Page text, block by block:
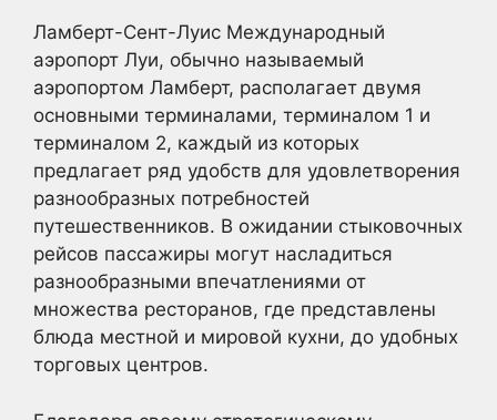
Ламберт-Сент-Луис Международный
аэропорт Луи, обычно называемый
аэропортом Ламберт, располагает двумя
основными терминалами, терминалом 1 и
терминалом 2, каждый из которых
предлагает ряд удобств для удовлетворения
разнообразных потребностей
путешественников. В ожидании стыковочных
рейсов пассажиры могут насладиться
разнообразными впечатлениями от
множества ресторанов, где представлены
блюда местной и мировой кухни, до удобных
торговых центров.